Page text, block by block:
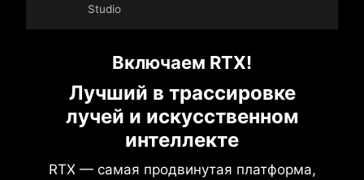
Studio
Включаем RTX!
Лучший в трассировке
лучей и искусственном
интеллекте
RTX — самая продвинутая платформа,